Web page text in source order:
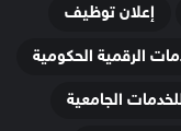
إعلان توظيف
الرقمية الحكومية
الجامعية